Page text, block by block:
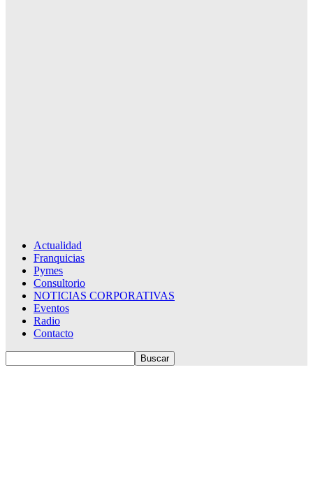
Actualidad
Franquicias
Pymes
Consultorio
NOTICIAS CORPORATIVAS
Eventos
Radio
Contacto